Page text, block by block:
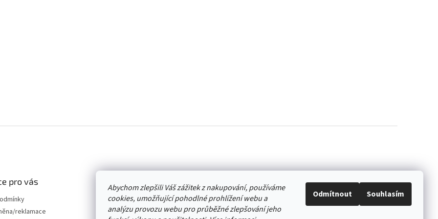
Abychom zlepšili Váš zážitek z nakupování, používáme
cookies, umožňující pohodlné prohlížení webu a
analýzu provozu webu pro průběžné zlepšování jeho
Odmítnout Souhlasím
pro vás
reklamace